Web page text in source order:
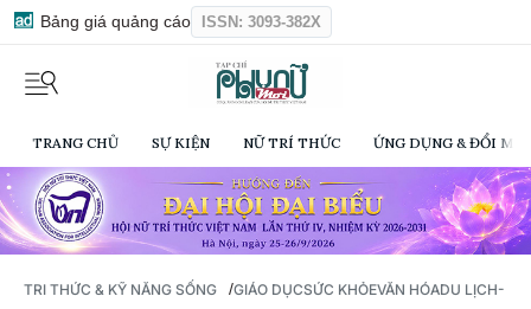
Bảng giá quảng cáo ISSN: 3093-382X
TRANG CHỦ SỰ KIỆN NỮ TRÍ THỨC ỨNG DỤNG & ĐỔI
TRI THỨC & KỸ NĂNG SỐNG /GIÁO DỤCSỨC KHỎEVĂN HÓADU LỊCH-